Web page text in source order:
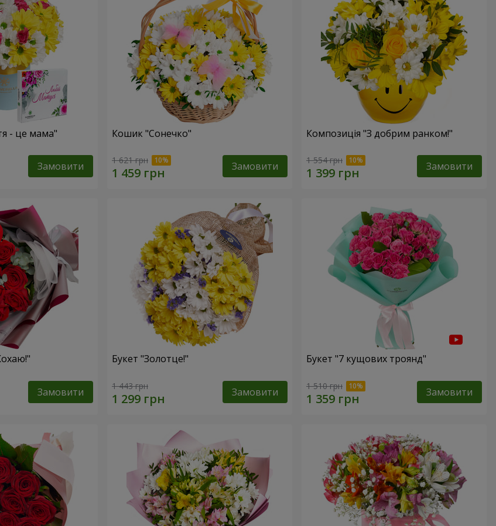
- це мама"
Замовити
Кошик "Сонечко"
1 621 грн Замовити
Композиція "З добрим ранком!"
1 554 грн Замовити
Замовити
Букет "Золотце!"
1 443 грн Замовити
Букет "7 кущових троянд"
1 510 грн Замовити